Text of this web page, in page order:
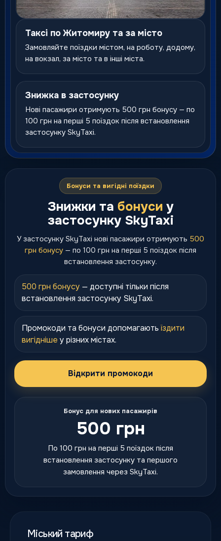
Таксі по Житомиру та за місто
Замовляйте поїздки містом, на роботу, додому,
на вокзал, за місто та в інші міста.
Знижка в застосунку
Нові пасажири отримують 500 грн бонусу — по
100 грн на перші 5 поїздок після встановлення
застосунку SkyTaxi.
Бонуси та вигідні поїздки
Знижки та бонуси у
застосунку SkyTaxi
У застосунку SkyTaxi нові пасажири отримують 500
грн бонусу — по 100 грн на перші 5 поїздок після
встановлення застосунку.
500 грн бонусу — доступні тільки після
встановлення застосунку SkyTaxi.
Промокоди та бонуси допомагаютьїздити
вигідніше у різних містах.
Відкрити промокоди
Бонус для нових пасажирів
500 грн
По 100 грн на перші 5 поїздок після
встановлення застосунку та першого
замовлення через SkyTaxi.
Міський тариф